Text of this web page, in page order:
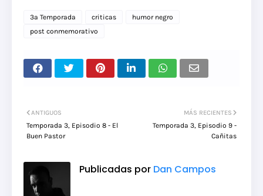
3a Temporada criticas
humor negro
post conmemorativo
MÁS RECIENTES
Temporada 3, Episodio 9 -
Cañitas
ANTIGUOS
Temporada 3, Episodio 8 - El
Buen Pastor
Publicadas por Dan Campos